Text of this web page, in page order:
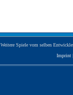
Weitere Spiele vom selben
Imprint